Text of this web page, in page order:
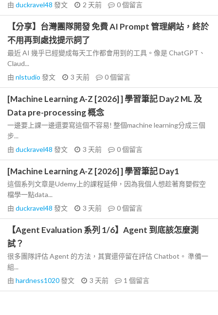
由 duckravel48 發文 2 天前 0個留言
【分享】台灣團隊開發 免費 AI Prompt 管理網站，終於
不用再到處找提示詞了
最近 AI 幾乎已經變成每天工作都會用到的工具。像是 ChatGPT、
Claud...
由 nlstudio 發文 3 天前 0個留言
[Machine Learning A-Z [2026] ] 學習筆記 Day2 ML 及
Data pre-processing 概念
一邊要上課一邊還要寫這個不容易! 整個machine learning分成三個
步...
由 duckravel48 發文 3 天前 0個留言
[Machine Learning A-Z [2026] ] 學習筆記 Day1
這個系列文章是Udemy上的課程延伸，因為我個人想趁著育嬰假空
檔學一點data...
由 duckravel48 發文 3 天前 0個留言
【Agent Evaluation 系列 1/6】Agent 到底該怎麼測
試？
很多團隊評估 Agent 的方法，其實還停留在評估 Chatbot。 準備一
組...
由 hardness1020發文 3 天前 1 個留言